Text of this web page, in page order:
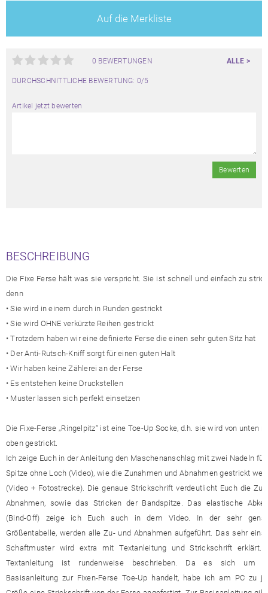
Auf die Merkliste
0 BEWERTUNGEN ALLE >
DURCHSCHNITTLICHE BEWERTUNG: 0/5
Artikel jetzt bewerten
Bewerten
BESCHREIBUNG
Die Fixe Ferse hält was sie verspricht. Sie ist schnell und einfach zu
denn
• Sie wird in einem durch in Runden gestrickt
• Sie wird OHNE verkürzte Reihen gestrickt
• Trotzdem haben wir eine definierte Ferse die einen sehr guten Sitz hat
• Der Anti-Rutsch-Kniff sorgt für einen guten Halt
• Wir haben keine Zählerei an der Ferse
• Es entstehen keine Druckstellen
• Muster lassen sich perfekt einsetzen
Die Fixe-Ferse „Ringelpitz“ ist eine Toe-Up Socke, d.h. sie wird von unten
oben gestrickt.
Ich zeige Euch in der Anleitung den Maschenanschlag mit zwei Nadeln für
Spitze ohne Loch (Video), wie die Zunahmen und Abnahmen gestrickt
(Video + Fotostrecke). Die genaue Strickschrift verdeutlicht Euch die Zu-
Abnahmen, sowie das Stricken der Bandspitze. Das elastische
(Bind-Off) zeige ich Euch auch in dem Video. In der sehr
Größentabelle, werden alle Zu- und Abnahmen aufgeführt. Das sehr
Schaftmuster wird extra mit Textanleitung und Strickschrift erklärt.
Textanleitung ist rundenweise beschrieben. Da es sich um
Basisanleitung zur Fixen-Ferse Toe-Up handelt, habe ich am PC zu